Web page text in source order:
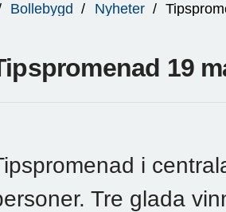
Bollebygd Nyheter
19
i
Tre glada